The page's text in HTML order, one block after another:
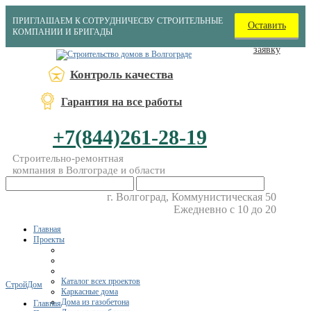
ПРИГЛАШАЕМ К СОТРУДНИЧЕСВУ СТРОИТЕЛЬНЫЕ
КОМПАНИИ И БРИГАДЫ
Оставить
заявку
Контроль качества
Гарантия на все работы
+7(844)261-28-19
Строительно-ремонтная
компания в Волгограде и области
г. Волгоград, Коммунистическая 50
Ежедневно с 10 до 20
Главная
Проекты
Каталог всех проектов
Каркасные дома
Дома из газобетона
СтройДом
Главная